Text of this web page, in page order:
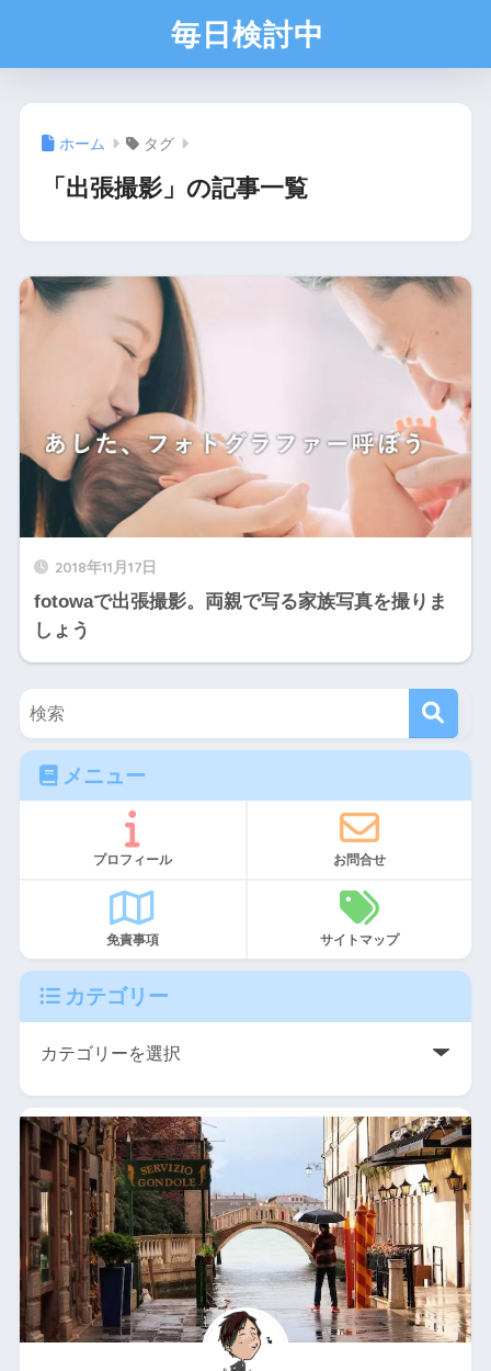
毎日検討中
ホーム タグ
「出張撮影」の記事一覧
2018年11月17日
fotowaで出張撮影。両親で写る家族写真を撮りま
しょう
メニュー
プロフィール お問合せ
免責事項 サイトマップ
カテゴリー